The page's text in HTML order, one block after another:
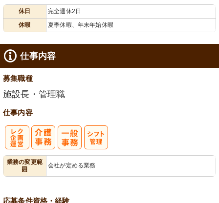
休日
完全週休2日
休暇
夏季休暇、年末年始休暇
仕事内容
募集職種
施設長・管理職
仕事内容
業務の変更範
囲
会社が定める業務
応募条件資格・経験